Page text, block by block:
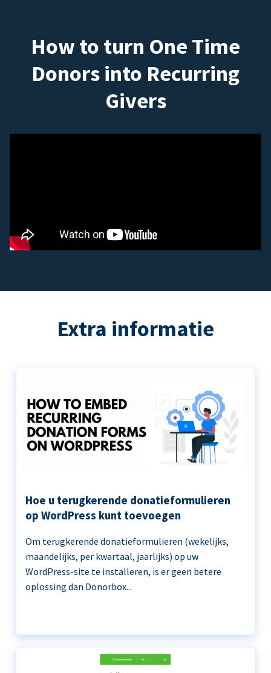
How to turn One Time
Donors into Recurring
Givers
Extra informatie
Hoe u terugkerende donatieformulieren
op WordPress kunt toevoegen
Om terugkerende donatieformulieren (wekelijks,
maandelijks, per kwartaal, jaarlijks) op uw
WordPress-site te installeren, is er geen betere
oplossing dan Donorbox...